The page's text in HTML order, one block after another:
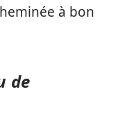
à bon
de